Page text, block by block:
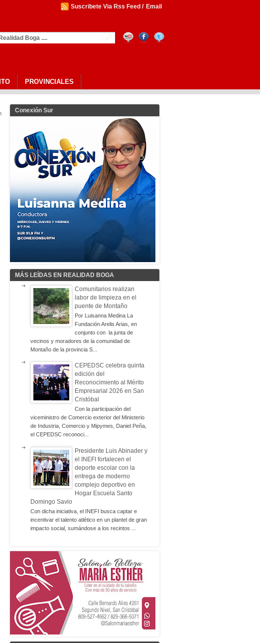
Suscribete Via Rss Feed / Email
Edición Del Reconocimiento Al Mérito Empresarial
PROVINCIALES
Conexión Sur
MÁS LEÍDAS EN REALIDAD BOGA
Comunitarios realizan
labor de limpieza en el
puente de Montaño
Por Luisanna Medina La
Fundación Arelis Arias, en
conjunto con la junta de
vecinos y moradores de la comunidad de
Montaño de la provincia S...
CEPEDSC celebra quinta
edición del
Reconocimiento al Mérito
Empresarial 2026 en San
Cristóbal
Con la participación del
viceministro de Comercio exterior del Ministerio
de Industria, Comercio y Mipymes, Daniel Peña,
el CEPEDSC reconoci...
Presidente Luis Abinader y
el INEFI fortalecen el
deporte escolar con la
entrega de moderno
complejo deportivo en
Hogar Escuela Santo
Domingo Savio
Con dicha iniciativa, el INEFI busca captar e
incentivar el talento atlético en un plantel de gran
impacto social, sumándose a los recintos ...